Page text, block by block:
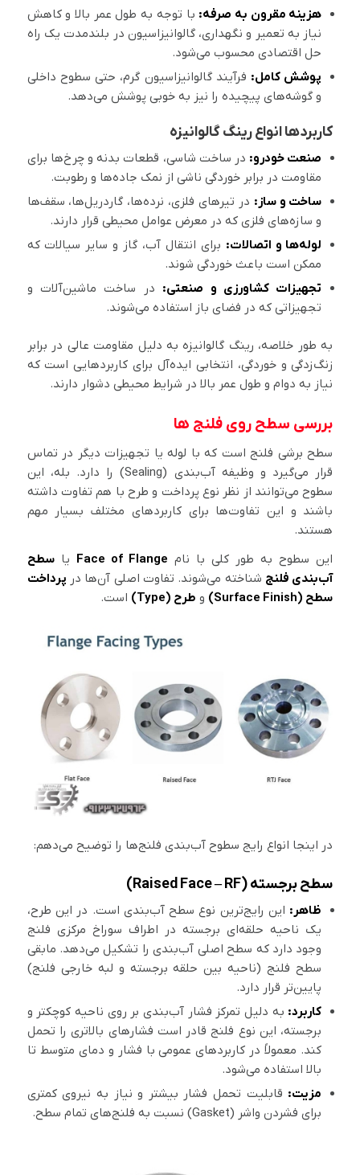
هزینه مقرون به صرفه: با توجه به طول عمر بالا و کاهش
نیاز به تعمیر و نگهداری، گالوانیزاسیون در بلندمدت یک راه
حل اقتصادی محسوب می‌شود.
پوشش کامل: فرآیند گالوانیزاسیون گرم، حتی سطوح داخلی
و گوشه‌های پیچیده را نیز به خوبی پوشش می‌دهد.
کاربردها انواع رینگ گالوانیزه
صنعت خودرو: در ساخت شاسی، قطعات بدنه و چرخ‌ها برای
مقاومت در برابر خوردگی ناشی از نمک جاده‌ها و رطوبت.
ساخت و ساز: در تیرهای فلزی، نرده‌ها، گاردریل‌ها، سقف‌ها
و سازه‌های فلزی که در معرض عوامل محیطی قرار دارند.
لوله‌ها و اتصالات: برای انتقال آب، گاز و سایر سیالات که
ممکن است باعث خوردگی شوند.
تجهیزات کشاورزی و صنعتی: در ساخت ماشین‌آلات و
تجهیزاتی که در فضای باز استفاده می‌شوند.
به طور خلاصه، رینگ گالوانیزه به دلیل مقاومت عالی در برابر
زنگ‌زدگی و خوردگی، انتخابی ایده‌آل برای کاربردهایی است که
نیاز به دوام و طول عمر بالا در شرایط محیطی دشوار دارند.
بررسی سطح روی فلنج ها
سطح برشی فلنج است که با لوله یا تجهیزات دیگر در تماس
قرار می‌گیرد و وظیفه آب‌بندی (Sealing) را دارد. بله، این
سطوح می‌توانند از نظر نوع پرداخت و طرح با هم تفاوت داشته
باشند و این تفاوت‌ها برای کاربردهای مختلف بسیار مهم
هستند.
این سطوح به طور کلی با نام Face of Flange یاسطح
آب‌بندی فلنج شناخته می‌شوند. تفاوت اصلی آن‌ها در پرداخت
سطح (Surface Finish)
و طرح (Type) است.
در اینجا انواع رایج سطوح آب‌بندی فلنج‌ها را توضیح می‌دهم:
سطح برجسته (Raised Face – RF)
ظاهر: این رایج‌ترین نوع سطح آب‌بندی است. در این طرح،
یک ناحیه حلقه‌ای برجسته در اطراف سوراخ مرکزی فلنج
وجود دارد که سطح اصلی آب‌بندی را تشکیل می‌دهد. مابقی
سطح فلنج (ناحیه بین حلقه برجسته و لبه خارجی فلنج)
پایین‌تر قرار دارد.
کاربرد: به دلیل تمرکز فشار آب‌بندی بر روی ناحیه کوچکتر و
برجسته، این نوع فلنج قادر است فشارهای بالاتری را تحمل
کند. معمولاً در کاربردهای عمومی با فشار و دمای متوسط تا
بالا استفاده می‌شود.
مزیت: قابلیت تحمل فشار بیشتر و نیاز به نیروی کمتری
برای فشردن واشر (Gasket) نسبت به فلنج‌های تمام سطح.